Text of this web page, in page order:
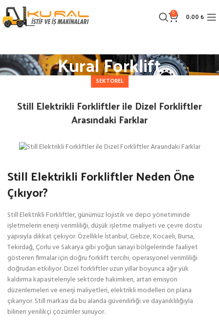
0 0.00₺
Kural Forklift
SEKTOREL
Still Elektrikli Forkliftler ile Dizel Forkliftler
Arasındaki Farklar
Still Elektrikli Forkliftler Neden Öne
Çıkıyor?
Still Elektrikli Forkliftler, günümüz lojistik ve depo yönetiminde
işletmelerin enerji verimliliği, düşük işletme maliyeti ve çevre dostu
yapısıyla dikkat çekiyor. Özellikle İstanbul, Gebze, Kocaeli, Bursa,
Tekirdağ, Çorlu ve Sakarya gibi yoğun sanayi bölgelerinde faaliyet
gösteren firmalar için doğru forklift tercihi, operasyonel verimliliği
doğrudan etkiliyor. Dizel forkliftler uzun yıllar boyunca ağır yük
kaldırma kapasiteleriyle sektörde hakimken, artan emisyon
düzenlemeleri ve enerji maliyetleri, elektrikli modelleri ön plana
çıkarıyor. Still markası da bu alanda güvenilirliği ve dayanıklılığıyla
bilinen yenilikçi çözümler sunuyor.